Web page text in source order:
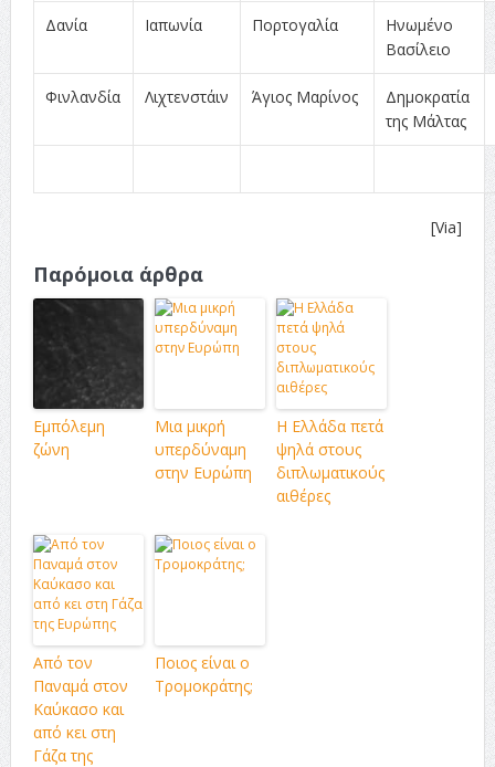
Δανία Ιαπωνία Πορτογαλία
Ηνωμένο
Βασίλειο
Φινλανδία Λιχτενστάιν Άγιος Μαρίνος
Δημοκρατία
της Μάλτας
[Via]
Παρόμοια άρθρα
Εμπόλεμη
ζώνη
Μια μικρή
υπερδύναμη
στην Ευρώπη
Η Ελλάδα πετά
ψηλά στους
διπλωματικούς
αιθέρες
Από τον
Παναμά στον
Καύκασο και
από κει στη
Γάζα της
Ποιος είναι ο
Τρομοκράτης;